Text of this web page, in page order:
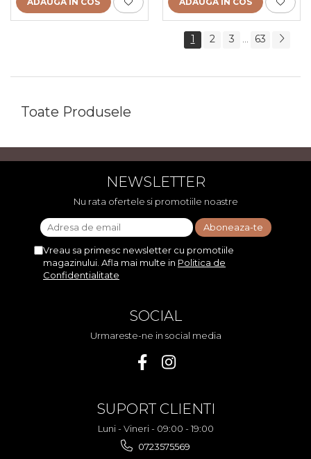
1 2 3 63
Toate Produsele
NEWSLETTER
Nu rata ofertele si promotiile noastre
Vreau sa primesc newsletter cu promotiile
magazinului. Afla mai multe in Politica de
Confidentialitate
SOCIAL
Urmareste-ne in social media
SUPORT CLIENTI
Luni - Vineri - 09:00 - 19:00
0723575569